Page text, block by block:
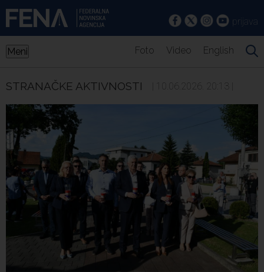
prijava
Meni Foto Video English
STRANAČKE AKTIVNOSTI | 10.06.2026. 20:13 |